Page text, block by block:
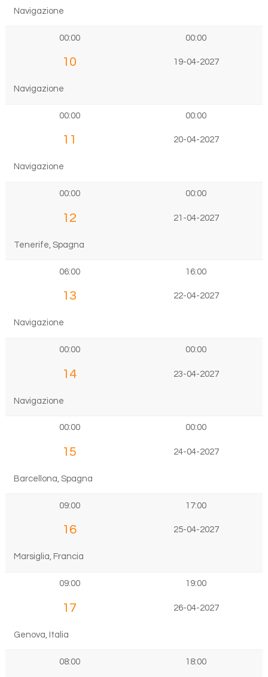
Navigazione
00:00 00:00
10 19-04-2027
Navigazione
00:00 00:00
11 20-04-2027
Navigazione
00:00 00:00
12 21-04-2027
Tenerife, Spagna
06:00 16:00
13 22-04-2027
Navigazione
00:00 00:00
14 23-04-2027
Navigazione
00:00 00:00
15 24-04-2027
Barcellona, Spagna
09:00 17:00
16 25-04-2027
Marsiglia, Francia
09:00 19:00
17 26-04-2027
Genova, Italia
08:00 18:00